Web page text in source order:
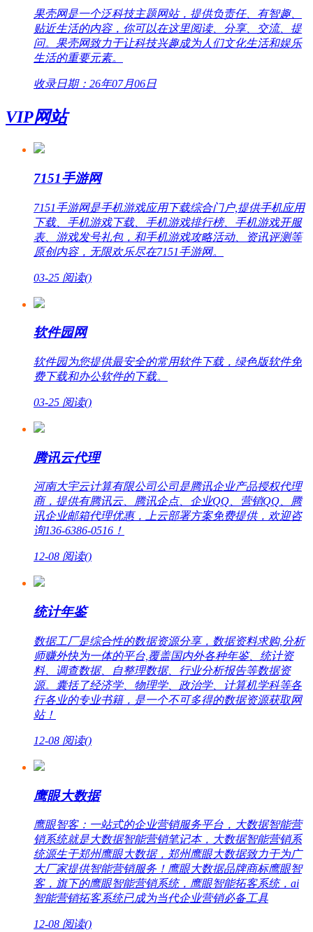
果壳网是一个泛科技主题网站，提供负责任、有智趣、
贴近生活的内容，你可以在这里阅读、分享、交流、提
问。果壳网致力于让科技兴趣成为人们文化生活和娱乐
生活的重要元素。
收录日期：26年07月06日
VIP网站
7151手游网
7151手游网是手机游戏应用下载综合门户,提供手机应用
下载、手机游戏下载、手机游戏排行榜、手机游戏开服
表、游戏发号礼包，和手机游戏攻略活动、资讯评测等
原创内容，无限欢乐尽在7151手游网。
03-25 阅读()
软件园网
软件园为您提供最安全的常用软件下载，绿色版软件免
费下载和办公软件的下载。
03-25 阅读()
腾讯云代理
河南大宇云计算有限公司公司是腾讯企业产品授权代理
商，提供有腾讯云、腾讯企点、企业QQ、营销QQ、腾
讯企业邮箱代理优惠，上云部署方案免费提供，欢迎咨
询136-6386-0516！
12-08 阅读()
统计年鉴
数据工厂是综合性的数据资源分享，数据资料求购,分析
师赚外快为一体的平台,覆盖国内外各种年鉴、统计资
料、调查数据、自整理数据、行业分析报告等数据资
源。囊括了经济学、物理学、政治学、计算机学科等各
行各业的专业书籍，是一个不可多得的数据资源获取网
站！
12-08 阅读()
鹰眼大数据
鹰眼智客：一站式的企业营销服务平台，大数据智能营
销系统就是大数据智能营销笔记本，大数据智能营销系
统源生于郑州鹰眼大数据，郑州鹰眼大数据致力于为广
大厂家提供智能营销服务！鹰眼大数据品牌商标鹰眼智
客，旗下的鹰眼智能营销系统，鹰眼智能拓客系统，ai
智能营销拓客系统已成为当代企业营销必备工具
12-08 阅读()